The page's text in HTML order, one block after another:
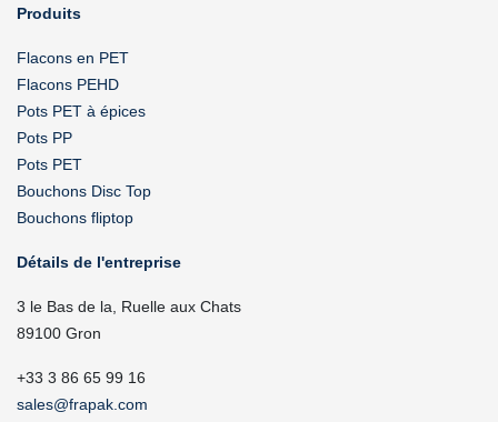
Produits
Flacons en PET
Flacons PEHD
Pots PET à épices
Pots PP
Pots PET
Bouchons Disc Top
Bouchons fliptop
Détails de l'entreprise
3 le Bas de la, Ruelle aux Chats
89100 Gron
+33 3 86 65 99 16
sales@frapak.com